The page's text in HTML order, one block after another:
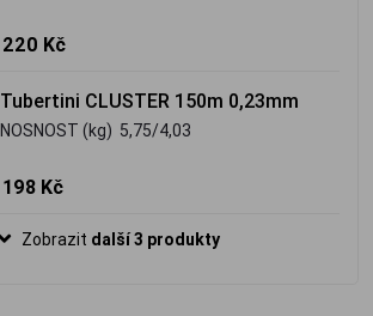
220 Kč
Tubertini CLUSTER 150m 0,23mm
NOSNOST (kg) 5,75/4,03
198 Kč
Zobrazit další 3 produkty